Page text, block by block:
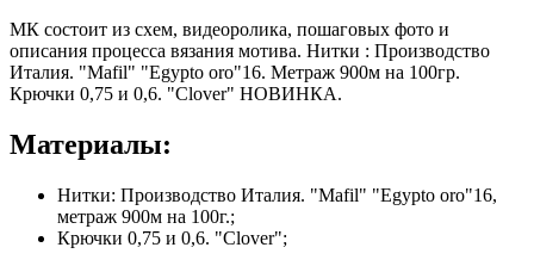
МК состоит из схем, видеоролика, пошаговых фото и
описания процесса вязания мотива. Нитки : Производство
Италия. "Mafil" "Egypto oro"16. Метраж 900м на 100гр.
Крючки 0,75 и 0,6. "Clover" НОВИНКА.
Материалы:
Нитки: Производство Италия. "Mafil" "Egypto oro"16,
метраж 900м на 100г.;
Крючки 0,75 и 0,6. "Clover";